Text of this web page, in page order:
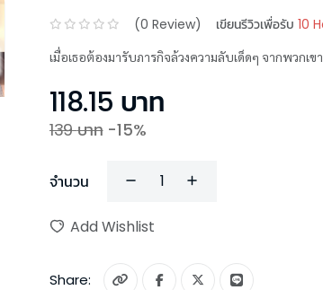
(0 Review) เขียนรีวิวเพื่อรับ 10
เมื่อเธอต้องมารับภารกิจล้วงความลับเด็ดๆ จากพวก
118.15 บาท
139บาท -15%
จำนวน
Add Wishlist
Share: